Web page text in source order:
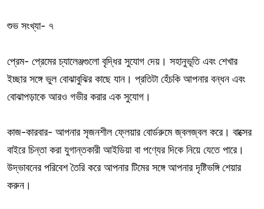
শুভ সংখ্যা- ৭
প্রেম- প্রেমের চ্যালেঞ্জগুলো বৃদ্ধির সুযোগ দেয়। সহানুভূতি এবং শেখার
ইচ্ছার সঙ্গে ভুল বোঝাবুঝির কাছে যান। প্রতিটা হেঁচকি আপনার বন্ধন এবং
বোঝাপড়াকে আরও গভীর করার এক সুযোগ।
কাজ-কারবার- আপনার সৃজনশীল ফ্লেয়ার বোর্ডরুমে জ্বলজ্বল করে। বাক্সের
বাইরে চিন্তা করা যুগান্তকারী আইডিয়া বা পণ্যের দিকে নিয়ে যেতে পারে।
উদ্ভাবনের পরিবেশ তৈরি করে আপনার টিমের সঙ্গে আপনার দৃষ্টিভঙ্গি শেয়ার
করুন।